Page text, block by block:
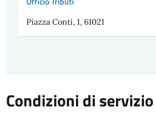
Piazza Conti, 1, 61021
Condizioni di servizio